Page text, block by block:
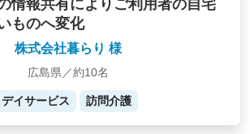
情報共有によりご利用者の自宅
ものへ変化
株式会社暮らり 様
広島県／約10名
デイサービス 訪問介護